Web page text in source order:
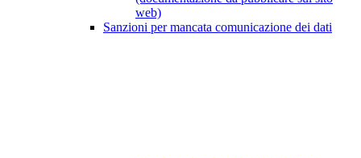
web)
Sanzioni per mancata comunicazione dei dati